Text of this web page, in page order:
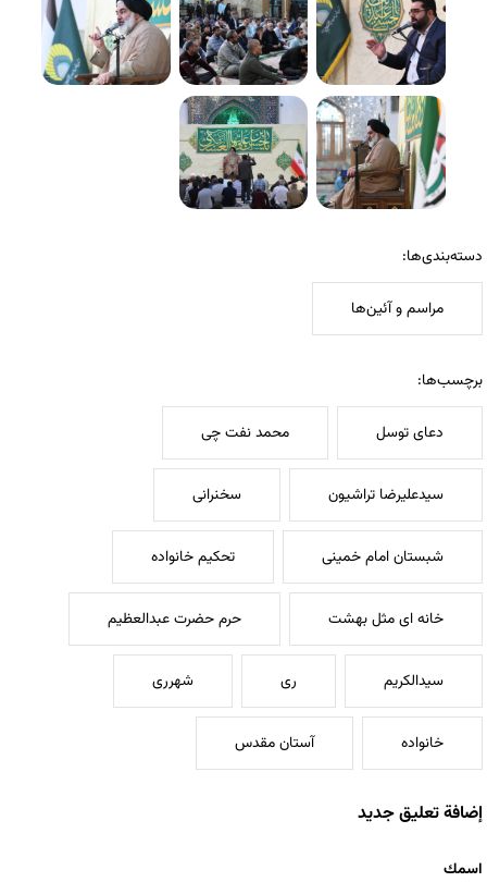
دسته‌بندی‌ها:
مراسم و آئین‌ها
برچسب‌ها:
دعای توسل محمد نفت چی
سیدعلیرضا تراشیون سخنرانی
شبستان امام خمینی تحکیم خانواده
خانه ای مثل بهشت حرم حضرت عبدالعظیم
سیدالکریم ری شهرری
خانواده آستان مقدس
إضافة تعليق جديد
‏اسمك ‏